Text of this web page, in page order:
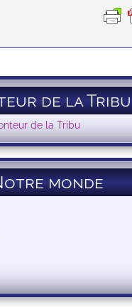
de la Tribu
de la Tribu
monde